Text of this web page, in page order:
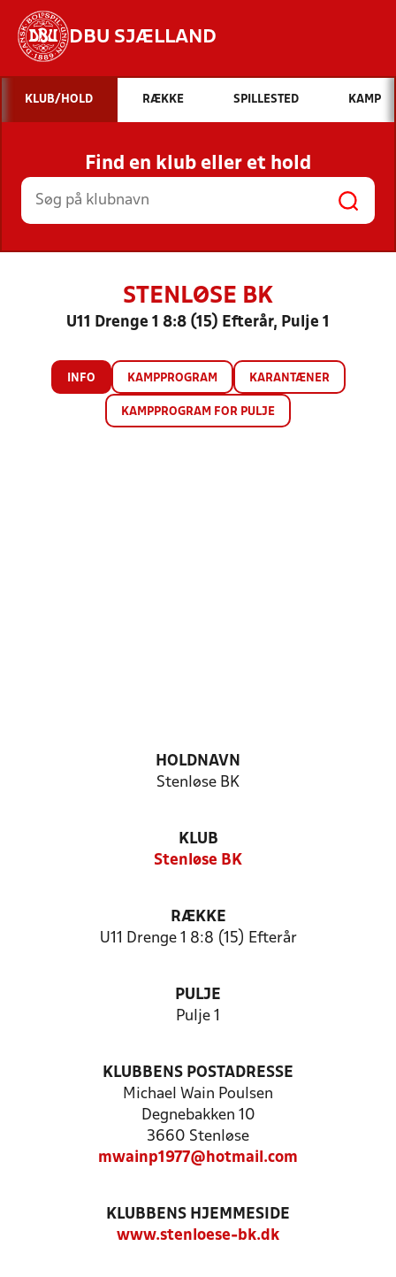
DBU SJÆLLAND
Hvad vil du søge efter?
INDHOLD OG NYHEDER
STILLINGER, RESULTATER, KLUBBER OG
HOLD
KLUB/HOLD RÆKKE SPILLESTED KAMP
Find en klub eller et hold
STENLØSE BK
U11 Drenge 1 8:8 (15) Efterår, Pulje 1
INFO KAMPPROGRAM KARANTÆNER
KAMPPROGRAM FOR PULJE
HOLDNAVN
Stenløse BK
KLUB
Stenløse BK
RÆKKE
U11 Drenge 1 8:8 (15) Efterår
PULJE
Pulje 1
KLUBBENS POSTADRESSE
Michael Wain Poulsen
Degnebakken 10
3660 Stenløse
mwainp1977@hotmail.com
KLUBBENS HJEMMESIDE
www.stenloese-bk.dk